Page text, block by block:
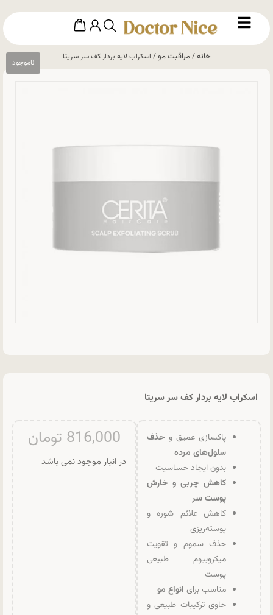
خانه/مراقبت مو/ اسکراب لایه بردار کف سر سریتا
اسکراب لایه بردار کف سر سریتا
پاکسازی عمیق و حذف
سلول‌های مرده
بدون ایجاد حساسیت
کاهش چربی و خارش
پوست سر
کاهش علائم شوره و
پوسته‌ریزی
حذف سموم و تقویت
میکروبیوم طبیعی
پوست
مناسب برای انواع مو
حاوی ترکیبات طبیعی و
816,000 تومان
در انبار موجود نمی باشد